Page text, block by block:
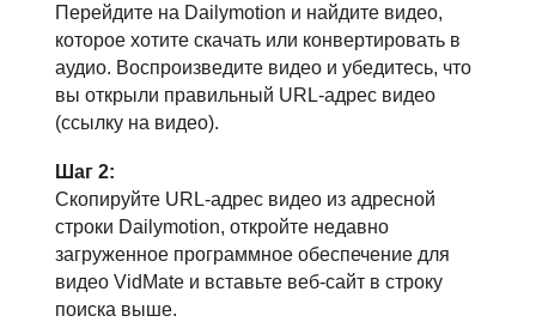
Перейдите на Dailymotion и найдите видео,
которое хотите скачать или конвертировать в
аудио. Воспроизведите видео и убедитесь, что
вы открыли правильный URL-адрес видео
(ссылку на видео).
Шаг 2:
Скопируйте URL-адрес видео из адресной
строки Dailymotion, откройте недавно
загруженное программное обеспечение для
видео VidMate и вставьте веб-сайт в строку
поиска выше.